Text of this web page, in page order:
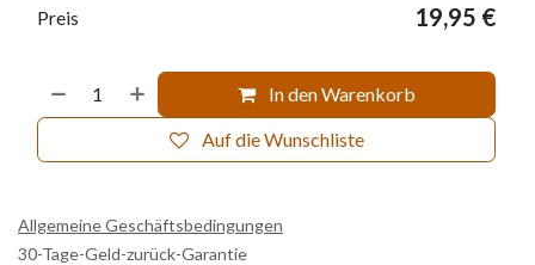
In den Warenkorb
Auf die Wunschliste
Preis 19,95 €
Allgemeine Geschäftsbedingungen
30-Tage-Geld-zurück-Garantie